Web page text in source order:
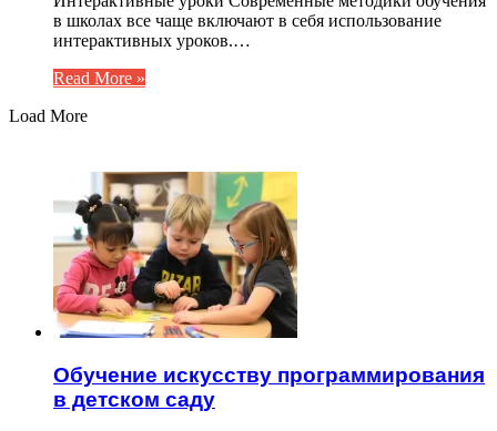
в школах все чаще включают в себя использование
интерактивных уроков.…
Read More »
Load More
Обучение искусству программирования
в детском саду